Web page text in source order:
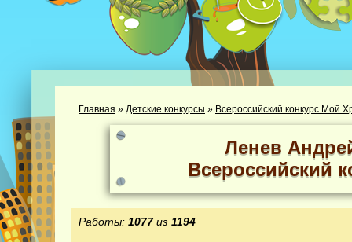
Главная » Детские конкурсы » Всероссийский конкурс Мой
Ленев
Всероссийский
Работы: 1077из 1194